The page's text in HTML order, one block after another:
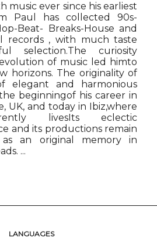
music ever since his earliest
Paul has collected 90s-
Beat- Breaks-House and
records , with much taste
selection.The curiosity
of music led himto
horizons. The originality of
elegant and harmonious
beginningof his career in
UK, and today in Ibiz,where
livesIts eclectic
and its productions remain
as an original memory in
...
LANGUAGES